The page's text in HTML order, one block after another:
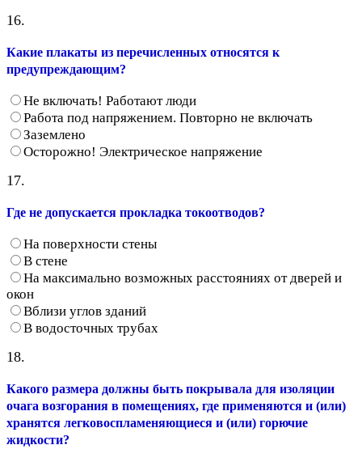
16.
Какие плакаты из перечисленных относятся к
предупреждающим?
Не включать! Работают люди
Работа под напряжением. Повторно не включать
Заземлено
Осторожно! Электрическое напряжение
17.
Где не допускается прокладка токоотводов?
На поверхности стены
В стене
На максимально возможных расстояниях от дверей и
окон
Вблизи углов зданий
В водосточных трубах
18.
Какого размера должны быть покрывала для изоляции
очага возгорания в помещениях, где применяются и (или)
хранятся легковоспламеняющиеся и (или) горючие
жидкости?